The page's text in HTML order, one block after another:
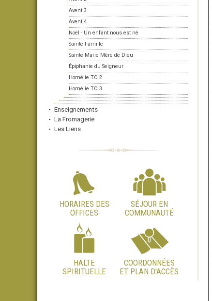
Avent 3
Avent 4
Noël - Un enfant nous est né
Sainte Famille
Sainte Marie Mère de Dieu
Épiphanie du Seigneur
Homélie TO 2
Homélie TO 3
Enseignements
La Fromagerie
Les Liens
HORAIRES DES
OFFICES
SÉJOUR EN
COMMUNAUTÉ
HALTE
SPIRITUELLE
COORDONNÉES
ET PLAN D'ACCÈS